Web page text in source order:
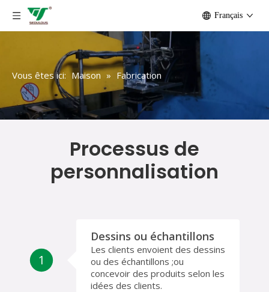
Français
Vous êtes ici: Maison » Fabrication
Processus de
personnalisation
1
Dessins ou échantillons
Les clients envoient des dessins
ou des échantillons ;ou
concevoir des produits selon les
idées des clients.